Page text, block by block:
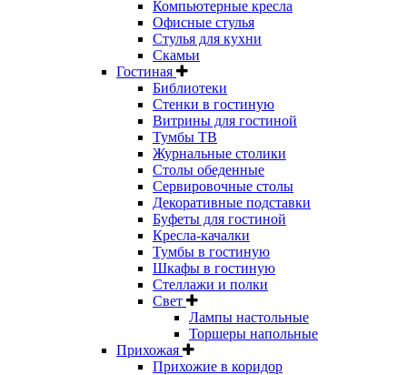
Компьютерные кресла
Офисные стулья
Стулья для кухни
Скамьи
Гостиная
Библиотеки
Стенки в гостиную
Витрины для гостиной
Тумбы ТВ
Журнальные столики
Столы обеденные
Сервировочные столы
Декоративные подставки
Буфеты для гостиной
Кресла-качалки
Тумбы в гостиную
Шкафы в гостиную
Стеллажи и полки
Свет
Лампы настольные
Торшеры напольные
Прихожая
Прихожие в коридор